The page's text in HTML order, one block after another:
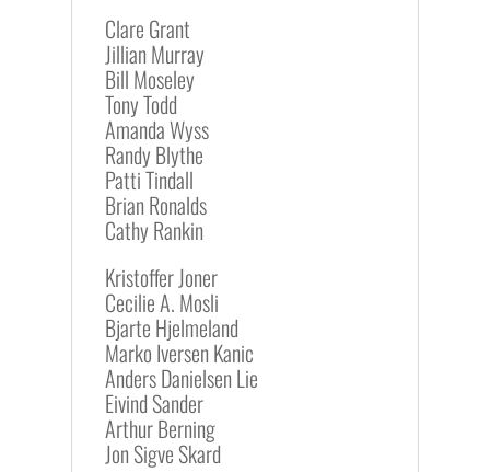
Clare Grant
Jillian Murray
Bill Moseley
Tony Todd
Amanda Wyss
Randy Blythe
Patti Tindall
Brian Ronalds
Cathy Rankin
Kristoffer Joner
Cecilie A. Mosli
Bjarte Hjelmeland
Marko Iversen Kanic
Anders Danielsen Lie
Eivind Sander
Arthur Berning
Jon Sigve Skard